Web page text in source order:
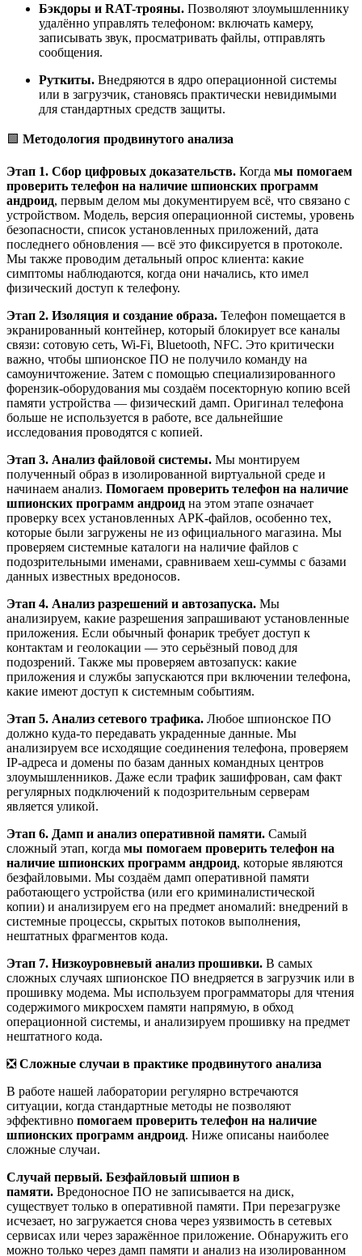
Бэкдоры и RAT-трояны. Позволяют злоумышленнику
удалённо управлять телефоном: включать камеру,
записывать звук, просматривать файлы, отправлять
сообщения.
Руткиты. Внедряются в ядро операционной системы
или в загрузчик, становясь практически невидимыми
для стандартных средств защиты.
🟩 Методология продвинутого анализа
Этап 1. Сбор цифровых доказательств. Когда мы помогаем
проверить телефон на наличие шпионских программ
андроид, первым делом мы документируем всё, что связано с
устройством. Модель, версия операционной системы, уровень
безопасности, список установленных приложений, дата
последнего обновления — всё это фиксируется в протоколе.
Мы также проводим детальный опрос клиента: какие
симптомы наблюдаются, когда они начались, кто имел
физический доступ к телефону.
Этап 2. Изоляция и создание образа. Телефон помещается в
экранированный контейнер, который блокирует все каналы
связи: сотовую сеть, Wi-Fi, Bluetooth, NFC. Это критически
важно, чтобы шпионское ПО не получило команду на
самоуничтожение. Затем с помощью специализированного
форензик-оборудования мы создаём посекторную копию всей
памяти устройства — физический дамп. Оригинал телефона
больше не используется в работе, все дальнейшие
исследования проводятся с копией.
Этап 3. Анализ файловой системы. Мы монтируем
полученный образ в изолированной виртуальной среде и
начинаем анализ. Помогаем проверить телефон на наличие
шпионских программ андроид на этом этапе означает
проверку всех установленных APK-файлов, особенно тех,
которые были загружены не из официального магазина. Мы
проверяем системные каталоги на наличие файлов с
подозрительными именами, сравниваем хеш-суммы с базами
данных известных вредоносов.
Этап 4. Анализ разрешений и автозапуска. Мы
анализируем, какие разрешения запрашивают установленные
приложения. Если обычный фонарик требует доступ к
контактам и геолокации — это серьёзный повод для
подозрений. Также мы проверяем автозапуск: какие
приложения и службы запускаются при включении телефона,
какие имеют доступ к системным событиям.
Этап 5. Анализ сетевого трафика. Любое шпионское ПО
должно куда-то передавать украденные данные. Мы
анализируем все исходящие соединения телефона, проверяем
IP-адреса и домены по базам данных командных центров
злоумышленников. Даже если трафик зашифрован, сам факт
регулярных подключений к подозрительным серверам
является уликой.
Этап 6. Дамп и анализ оперативной памяти. Самый
сложный этап, когда мы помогаем проверить телефон на
наличие шпионских программ андроид, которые являются
безфайловыми. Мы создаём дамп оперативной памяти
работающего устройства (или его криминалистической
копии) и анализируем его на предмет аномалий: внедрений в
системные процессы, скрытых потоков выполнения,
нештатных фрагментов кода.
Этап 7. Низкоуровневый анализ прошивки. В самых
сложных случаях шпионское ПО внедряется в загрузчик или в
прошивку модема. Мы используем программаторы для чтения
содержимого микросхем памяти напрямую, в обход
операционной системы, и анализируем прошивку на предмет
нештатного кода.
❎ Сложные случаи в практике продвинутого анализа
В работе нашей лаборатории регулярно встречаются
ситуации, когда стандартные методы не позволяют
эффективно помогаем проверить телефон на наличие
шпионских программ андроид. Ниже описаны наиболее
сложные случаи.
Случай первый. Безфайловый шпион в
памяти. Вредоносное ПО не записывается на диск,
существует только в оперативной памяти. При перезагрузке
исчезает, но загружается снова через уязвимость в сетевых
сервисах или через заражённое приложение. Обнаружить его
можно только через дамп памяти и анализ на изолированном